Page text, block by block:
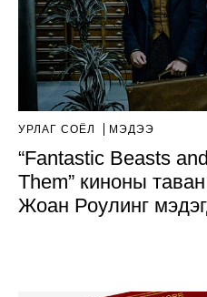
УРЛАГ СОЁЛ МЭДЭЭ
“Fantastic Beasts
Them” киноны таван
Жоан Роулинг